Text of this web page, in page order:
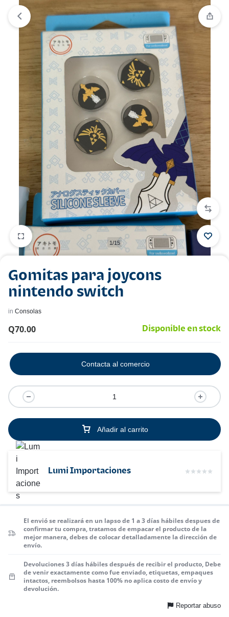
1/15
Gomitas para joycons
nintendo switch
in Consolas
Q70.00 Disponible en stock
Añadir al carrito
Contacta al comercio
Lumi Importaciones
El envió se realizará en un lapso de 1 a 3 días hábiles despues de
confirmar tu compra, tratamos de empacar el producto de la
mejor manera, debes de colocar detalladamente la dirección de
envío.
Devoluciones 3 días hábiles después de recibir el producto, Debe
de venir exactamente como fue enviado, etiquetas, empaques
intactos, reembolsos hasta 100% no aplica costo de envío y
devolución.
Reportar abuso